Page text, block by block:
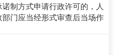
制方式申请行政许可的，人
门应当经形式审查后当场作